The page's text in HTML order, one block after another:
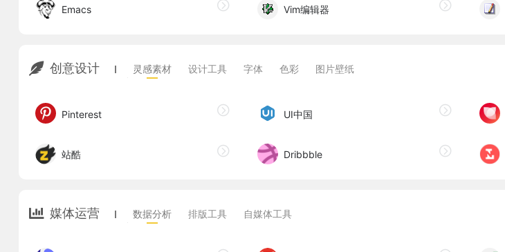
Emacs Vim编辑器
创意设计 灵感素材 设计工具 字体 色彩 图片壁纸
Pinterest UI中国
站酷 Dribbble
媒体运营 数据分析 排版工具 自媒体工具